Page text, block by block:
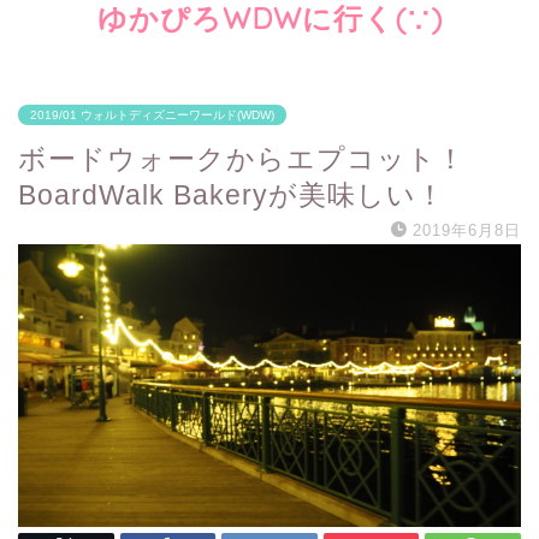
ゆかぴろWDWに行く(∵)
2019/01 ウォルトディズニーワールド(WDW)
ボードウォークからエプコット！
BoardWalk Bakeryが美味しい！
2019年6月8日